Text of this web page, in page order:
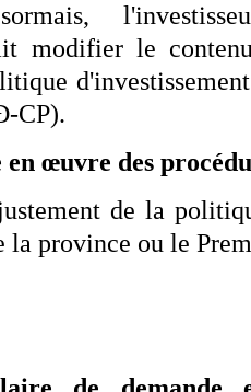
modifier le
CP).
en œuvre des
de la
la province ou le